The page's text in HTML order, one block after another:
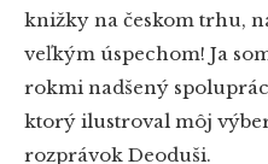
knižky na českom trhu,
veľkým úspechom! Ja
rokmi nadšený
ktorý ilustroval môj
rozprávok Deoduši.